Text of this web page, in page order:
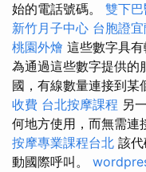
始的電話號碼。 雙下
新竹月子中心 台胞證
桃園外燴 這些數字具
為通過這些數字提供的
國，有線數量連接到某
收費 台北按摩課程 另
何地方使用，而無需連
按摩專業課程台北 該
動國際呼叫。